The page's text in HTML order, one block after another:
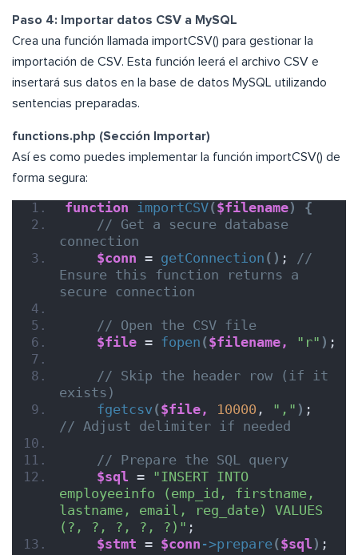
Paso 4: Importar datos CSV a MySQL
Crea una función llamada importCSV() para gestionar la
importación de CSV. Esta función leerá el archivo CSV e
insertará sus datos en la base de datos MySQL utilizando
sentencias preparadas.
functions.php (Sección Importar)
Así es como puedes implementar la función importCSV() de
forma segura:
function importCSV($filename)
{
// Get a secure database
connection
$conn = getConnection () ; //
Ensure this function returns a
secure connection
// Open the CSV file
$file = fopen ($filename, "r" ) ;
// Skip the header row (if it
exists)
fgetcsv($file, 10000 , "," )
// Adjust delimiter if needed
// Prepare the SQL query
$sql = "INSERT INTO
employeeinfo (emp_id, firstname,
lastname, email, reg_date) VALUES
(?, ?, ?, ?, ?)" ;
$stmt = $conn ->prepare($sql ) ;